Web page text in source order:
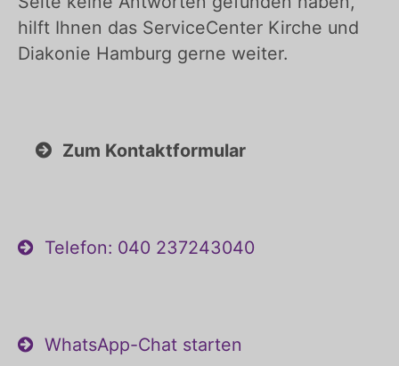
hilft Ihnen das ServiceCenter Kirche und
Diakonie Hamburg gerne weiter.
Zum Kontaktformular
Telefon: 040 237243040
WhatsApp-Chat starten